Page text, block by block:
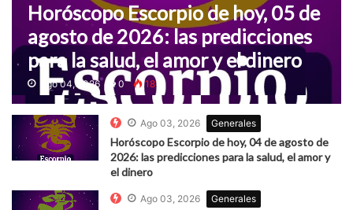
Horóscopo Escorpio de hoy, 05 de
agosto de 2026: las predicciones
para la salud, el amor y el dinero
Ago 04, 2026 0 18
Ago 03, 2026 Generales
Horóscopo Escorpio de hoy, 04 de agosto de
2026: las predicciones para la salud, el amor y
el dinero
Ago 03, 2026 Generales